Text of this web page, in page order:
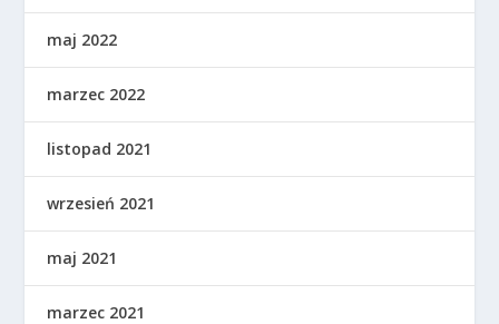
maj 2022
marzec 2022
listopad 2021
wrzesień 2021
maj 2021
marzec 2021